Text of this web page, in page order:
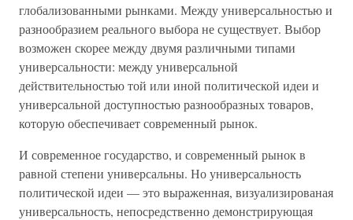
глобализованными рынками. Между универсальностью и
разнообразием реального выбора не существует. Выбор
возможен скорее между двумя различными типами
универсальности: между универсальной
действительностью той или иной политической идеи и
универсальной доступностью разнообразных товаров,
которую обеспечивает современный рынок.
И современное государство, и современный рынок в
равной степени универсальны. Но универсальность
политической идеи — это выраженная, визуализированая
универсальность, непосредственно демонстрирующая